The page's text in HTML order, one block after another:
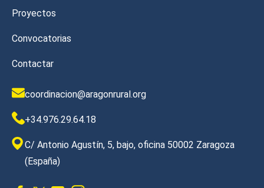
Proyectos
Convocatorias
Contactar
coordinacion@aragonrural.org
+34.976.29.64.18
C/ Antonio Agustín, 5, bajo, oficina 50002 Zaragoza
(España)